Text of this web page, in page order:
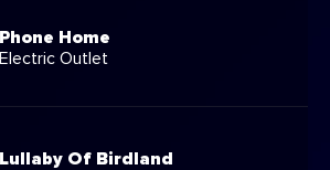
Phone Home
Electric Outlet
Lullaby Of Birdland